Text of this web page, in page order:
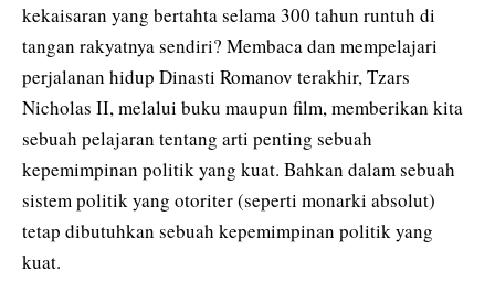
kekaisaran yang bertahta selama 300 tahun runtuh di
tangan rakyatnya sendiri? Membaca dan mempelajari
perjalanan hidup Dinasti Romanov terakhir, Tzars
Nicholas II, melalui buku maupun film, memberikan kita
sebuah pelajaran tentang arti penting sebuah
kepemimpinan politik yang kuat. Bahkan dalam sebuah
sistem politik yang otoriter (seperti monarki absolut)
tetap dibutuhkan sebuah kepemimpinan politik yang
kuat.